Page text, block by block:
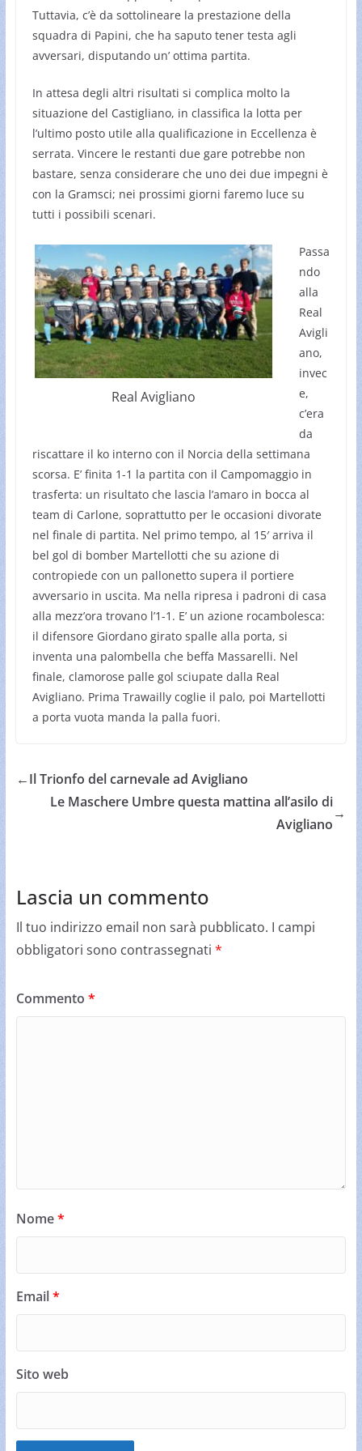
Tuttavia, c’è da sottolineare la prestazione della
squadra di Papini, che ha saputo tener testa agli
avversari, disputando un’ ottima partita.
In attesa degli altri risultati si complica molto la
situazione del Castigliano, in classifica la lotta per
l’ultimo posto utile alla qualificazione in Eccellenza è
serrata. Vincere le restanti due gare potrebbe non
bastare, senza considerare che uno dei due impegni è
con la Gramsci; nei prossimi giorni faremo luce su
tutti i possibili scenari.
Real Avigliano
Passa
ndo
alla
Real
Avigli
ano,
invec
e,
c’era
da
riscattare il ko interno con il Norcia della settimana
scorsa. E’ finita 1-1 la partita con il Campomaggio in
trasferta: un risultato che lascia l’amaro in bocca al
team di Carlone, soprattutto per le occasioni divorate
nel finale di partita. Nel primo tempo, al 15′ arriva il
bel gol di bomber Martellotti che su azione di
contropiede con un pallonetto supera il portiere
avversario in uscita. Ma nella ripresa i padroni di casa
alla mezz’ora trovano l’1-1. E’ un azione rocambolesca:
il difensore Giordano girato spalle alla porta, si
inventa una palombella che beffa Massarelli. Nel
finale, clamorose palle gol sciupate dalla Real
Avigliano. Prima Trawailly coglie il palo, poi Martellotti
a porta vuota manda la palla fuori.
←Il Trionfo del carnevale ad Avigliano
Le Maschere Umbre questa mattina all’asilo di
Avigliano
→
Lascia un commento
Il tuo indirizzo email non sarà pubblicato. I campi
obbligatori sono contrassegnati *
Commento *
Nome*
Email*
Sito web